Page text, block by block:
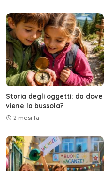
Storia degli oggetti: da dove
viene la bussola?
2 mesi fa